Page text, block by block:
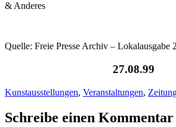
& Anderes
Quelle: Freie Presse Archiv – Lokalausgabe
27.08.99
Kunstausstellungen, Veranstaltungen,
Schreibe einen Kommentar